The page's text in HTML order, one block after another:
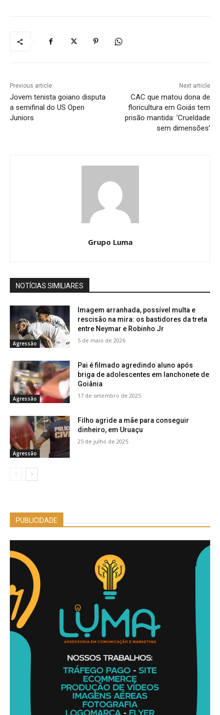
Previous article
Jovem tenista goiano disputa
a semifinal do US Open
Juniors
Next article
CAC que matou dona de
floricultura em Goiás tem
prisão mantida: ‘Crueldade
sem dimensões’
Grupo Luma
NOTÍCIAS SIMILIARES
Agressão
Imagem arranhada, possível multa e
rescisão na mira: os bastidores da treta
entre Neymar e Robinho Jr
5 de maio de 2026
Agressão
Pai é filmado agredindo aluno após
briga de adolescentes em lanchonete de
Goiânia
17 de setembro de 2025
Agressão
Filho agride a mãe para conseguir
dinheiro, em Uruaçu
25 de julho de 2025
PUBLICIDADE